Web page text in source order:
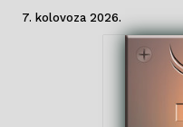
7. kolovoza 2026.